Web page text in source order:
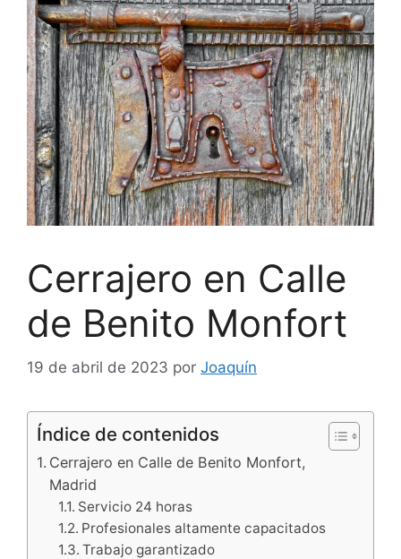
Cerrajero en Calle
de Benito Monfort
19 de abril de 2023 por Joaquín
Índice de contenidos
Cerrajero en Calle de Benito Monfort,
Madrid
Servicio 24 horas
Profesionales altamente capacitados
Trabajo garantizado